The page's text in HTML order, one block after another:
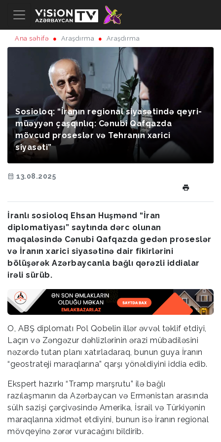
Ana səhifə Araşdırma Araşdırma
Sosioloq: “İranın regional siyasətində qeyri-
müəyyən çaşqınlıq: Cənubi Qafqazda
mövcud proseslər və Tehranın xarici
siyasəti”
13.08.2025
İranlı sosioloq Ehsan Huşmənd “İran
diplomatiyası” saytında dərc olunan
məqaləsində Cənubi Qafqazda gedən proseslər
və İranın xarici siyasətinə dair fikirlərini
bölüşərək Azərbaycanla bağlı qərəzli iddialar
irəli sürüb.
O, ABŞ diplomatı Pol Qobelin illər əvvəl təklif etdiyi,
Laçın və Zəngəzur dəhlizlərinin ərazi mübadiləsini
nəzərdə tutan planı xatırladaraq, bunun guya İranın
“geostrateji maraqlarına” qarşı yönəldiyini iddia edib.
Ekspert hazırkı “Tramp marşrutu” ilə bağlı
razılaşmanın da Azərbaycan və Ermənistan arasında
sülh sazişi çərçivəsində Amerika, İsrail və Türkiyənin
maraqlarına xidmət etdiyini, bunun isə İranın regional
mövqeyinə zərər vuracağını bildirib.